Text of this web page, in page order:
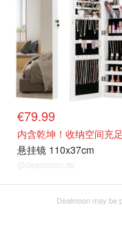
€79.99
内含乾坤！收纳空间充足
悬挂镜 110x37cm
@dealmoon.de
Dealmoon may be